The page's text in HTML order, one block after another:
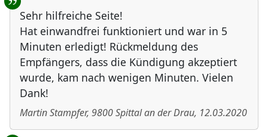
Sehr hilfreiche Seite!
Hat einwandfrei funktioniert und war in 5
Minuten erledigt! Rückmeldung des
Empfängers, dass die Kündigung akzeptiert
wurde, kam nach wenigen Minuten. Vielen
Dank!
Martin Stampfer, 9800Spittal an der Drau, 12.03.2020